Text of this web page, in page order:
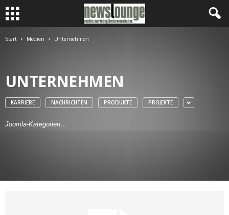
Start Medien Unternehmen
UNTERNEHMEN
KARRIERE NACHRICHTEN PRODUKTE PROJEKTE
Joomla-Kategorien…